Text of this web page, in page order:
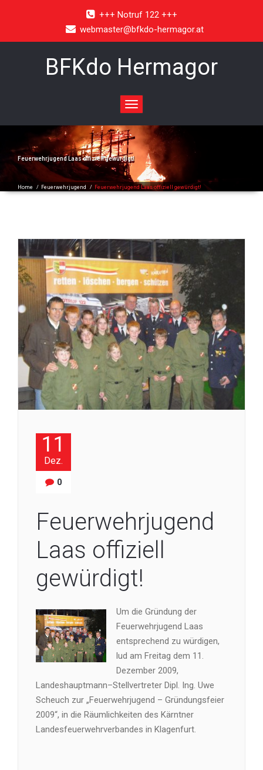
+++ Notruf 122 +++
webmaster@bfkdo-hermagor.at
BFKdo Hermagor
Toggle
navigation
Feuerwehrjugend Laas offiziell gewürdigt!
Home / Feuerwehrjugend / Feuerwehrjugend Laas offiziell gewürdigt!
11
Dez.
0
Feuerwehrjugend
Laas offiziell
gewürdigt!
Um die Gründung der
Feuerwehrjugend Laas
entsprechend zu würdigen,
lud am Freitag dem 11.
Dezember 2009,
Landeshauptmann–Stellvertreter Dipl. Ing. Uwe
Scheuch zur „Feuerwehrjugend – Gründungsfeier
2009“, in die Räumlichkeiten des Kärntner
Landesfeuerwehrverbandes in Klagenfurt.